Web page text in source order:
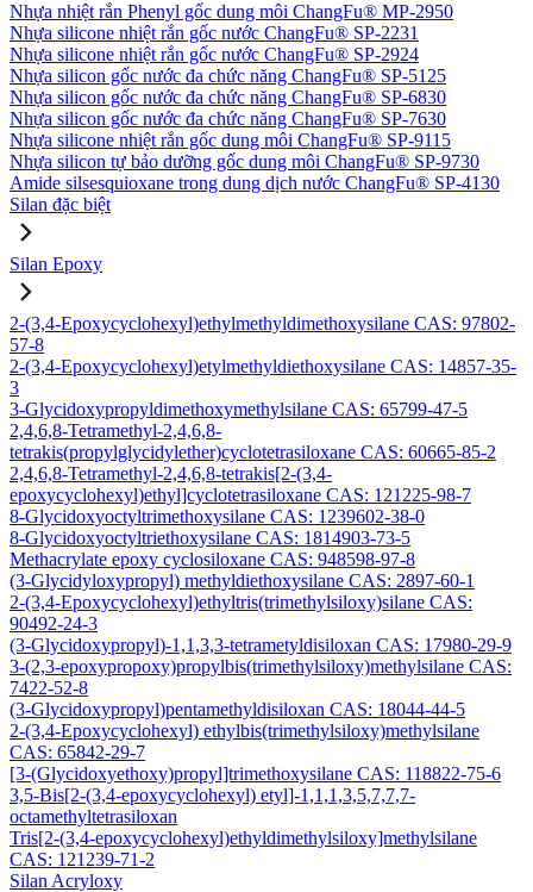
Nhựa nhiệt rắn Phenyl gốc dung môi ChangFu® MP-2950
Nhựa silicone nhiệt rắn gốc nước ChangFu® SP-2231
Nhựa silicone nhiệt rắn gốc nước ChangFu® SP-2924
Nhựa silicon gốc nước đa chức năng ChangFu® SP-5125
Nhựa silicon gốc nước đa chức năng ChangFu® SP-6830
Nhựa silicon gốc nước đa chức năng ChangFu® SP-7630
Nhựa silicone nhiệt rắn gốc dung môi ChangFu® SP-9115
Nhựa silicon tự bảo dưỡng gốc dung môi ChangFu® SP-9730
Amide silsesquioxane trong dung dịch nước ChangFu® SP-4130
Silan đặc biệt
Silan Epoxy
2-(3,4-Epoxycyclohexyl)ethylmethyldimethoxysilane CAS: 97802-
57-8
2-(3,4-Epoxycyclohexyl)etylmethyldiethoxysilane CAS: 14857-35-
3
3-Glycidoxypropyldimethoxymethylsilane CAS: 65799-47-5
2,4,6,8-Tetramethyl-2,4,6,8-
tetrakis(propylglycidylether)cyclotetrasiloxane CAS: 60665-85-2
2,4,6,8-Tetramethyl-2,4,6,8-tetrakis[2-(3,4-
epoxycyclohexyl)ethyl]cyclotetrasiloxane CAS: 121225-98-7
8-Glycidoxyoctyltrimethoxysilane CAS: 1239602-38-0
8-Glycidoxyoctyltriethoxysilane CAS: 1814903-73-5
Methacrylate epoxy cyclosiloxane CAS: 948598-97-8
(3-Glycidyloxypropyl) methyldiethoxysilane CAS: 2897-60-1
2-(3,4-Epoxycyclohexyl)ethyltris(trimethylsiloxy)silane CAS:
90492-24-3
(3-Glycidoxypropyl)-1,1,3,3-tetrametyldisiloxan CAS: 17980-29-9
3-(2,3-epoxypropoxy)propylbis(trimethylsiloxy)methylsilane CAS:
7422-52-8
(3-Glycidoxypropyl)pentamethyldisiloxan CAS: 18044-44-5
2-(3,4-Epoxycyclohexyl) ethylbis(trimethylsiloxy)methylsilane
CAS: 65842-29-7
[3-(Glycidoxyethoxy)propyl]trimethoxysilane CAS: 118822-75-6
3,5-Bis[2-(3,4-epoxycyclohexyl) etyl]-1,1,1,3,5,7,7,7-
octamethyltetrasiloxan
Tris[2-(3,4-epoxycyclohexyl)ethyldimethylsiloxy]methylsilane
CAS: 121239-71-2
Silan Acryloxy